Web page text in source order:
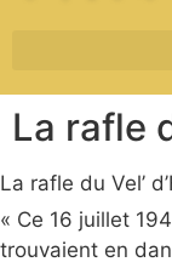
La rafle
La rafle du Vel’
« Ce 16 juillet
trouvaient en